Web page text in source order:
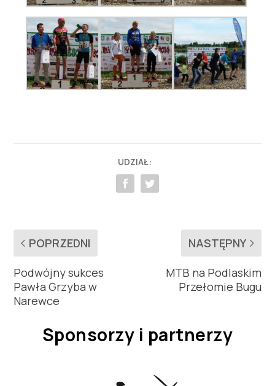
UDZIAŁ:
POPRZEDNI
Podwójny sukces
Pawła Grzyba w
Narewce
NASTĘPNY
MTB na Podlaskim
Przełomie Bugu
Sponsorzy i partnerzy